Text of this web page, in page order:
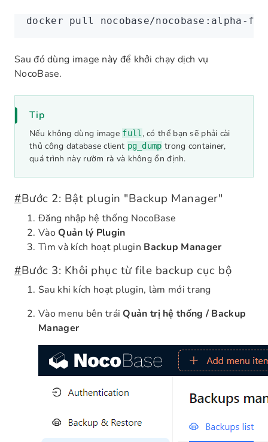
docker pull nocobase/nocobase:alpha-
Sau đó dùng image này để khởi chạy dịch vụ
NocoBase.
Tip
Nếu không dùng image full, có thể bạn sẽ phải cài
thủ công database client pg_dump trong container,
quá trình này rườm rà và không ổn định.
#Bước 2: Bật plugin "Backup Manager"
Đăng nhập hệ thống NocoBase
VàoQuản lý Plugin
Tìm và kích hoạt plugin Backup Manager
#Bước 3: Khôi phục từ file backup cục bộ
Sau khi kích hoạt plugin, làm mới trang
Vào menu bên tráiQuản trị hệ thống / Backup
Manager